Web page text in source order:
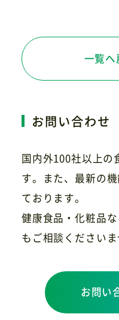
一覧へ
お問い合わせ
国内外100社以上の
す。また、最新の
ております。
健康食品・化粧品
もご相談くださいま
お問い